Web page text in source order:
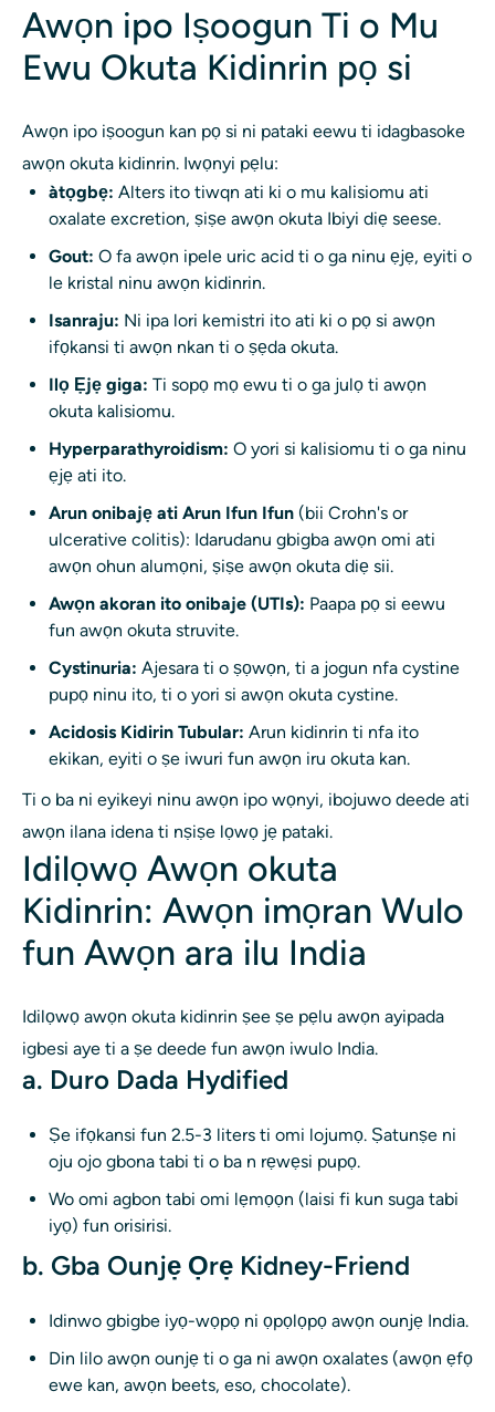
Awọn ipo Iṣoogun Ti o Mu
Ewu Okuta Kidinrin pọ si
Awọn ipo iṣoogun kan pọ si ni pataki eewu ti idagbasoke
awọn okuta kidinrin. Iwọnyi pẹlu:
àtọgbẹ: Alters ito tiwqn ati ki o mu kalisiomu ati
oxalate excretion, ṣiṣe awọn okuta Ibiyi diẹ seese.
Gout: O fa awọn ipele uric acid ti o ga ninu ẹjẹ, eyiti o
le kristal ninu awọn kidinrin.
Isanraju: Ni ipa lori kemistri ito ati ki o pọ si awọn
ifọkansi ti awọn nkan ti o ṣẹda okuta.
Ilọ Ẹjẹ giga: Ti sopọ mọ ewu ti o ga julọ ti awọn
okuta kalisiomu.
Hyperparathyroidism: O yori si kalisiomu ti o ga ninu
ẹjẹ ati ito.
Arun onibajẹ ati Arun Ifun Ifun (bii Crohn's or
ulcerative colitis): Idarudanu gbigba awọn omi ati
awọn ohun alumọni, ṣiṣe awọn okuta diẹ sii.
Awọn akoran ito onibaje (UTIs): Paapa pọ si eewu
fun awọn okuta struvite.
Cystinuria: Ajesara ti o ṣọwọn, ti a jogun nfa cystine
pupọ ninu ito, ti o yori si awọn okuta cystine.
Acidosis Kidirin Tubular: Arun kidinrin ti nfa ito
ekikan, eyiti o ṣe iwuri fun awọn iru okuta kan.
Ti o ba ni eyikeyi ninu awọn ipo wọnyi, ibojuwo deede ati
awọn ilana idena ti nṣiṣe lọwọ jẹ pataki.
Idilọwọ Awọn okuta
Kidinrin: Awọn imọran Wulo
fun Awọn ara ilu India
Idilọwọ awọn okuta kidinrin ṣee ṣe pẹlu awọn ayipada
igbesi aye ti a ṣe deede fun awọn iwulo India.
a. Duro Dada Hydified
Ṣe ifọkansi fun 2.5-3 liters ti omi lojumọ. Ṣatunṣe ni
oju ojo gbona tabi ti o ba n rẹwẹsi pupọ.
Wo omi agbon tabi omi lẹmọọn (laisi fi kun suga tabi
iyọ) fun orisirisi.
b. Gba Ounjẹ Ọrẹ Kidney-Friend
Idinwo gbigbe iyọ-wọpọ ni ọpọlọpọ awọn ounjẹ India.
Din lilo awọn ounjẹ ti o ga ni awọn oxalates (awọn ẹfọ
ewe kan, awọn beets, eso, chocolate).